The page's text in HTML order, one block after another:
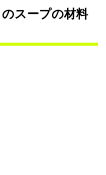
スープの材料